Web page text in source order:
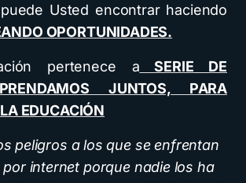
Usted encontrar haciendo
OPORTUNIDADES.
pertenece a SERIE DE
JUNTOS, PARA
EDUCACIÓN
peligros a los que se enfrentan
internet porque nadie los ha